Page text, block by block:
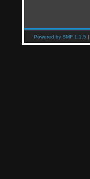
Powered by SMF 1.1.5 |